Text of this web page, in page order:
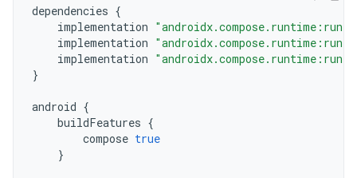
dependencies {
implementation
implementation
implementation
}
android {
buildFeatures {
compose true
}